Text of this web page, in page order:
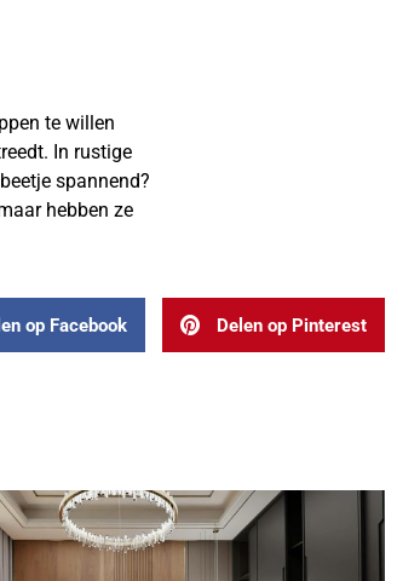
te willen
In rustige
spannend?
hebben ze
op Facebook Delen op Pinterest